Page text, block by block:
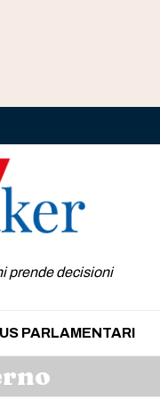
prende decisioni
PARLAMENTARI